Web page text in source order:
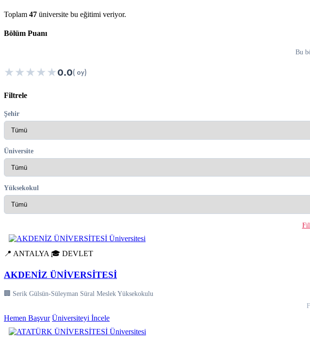
Toplam 47 üniversite bu eğitimi veriyor.
Bölüm Puanı
Bu
★★★★★0.0( oy)
Filtrele
Şehir
Üniversite
Yüksekokul
📍 ANTALYA 🎓 DEVLET
AKDENİZ ÜNİVERSİTESİ
🏢 Serik Gülsün-Süleyman Süral Meslek Yüksekokulu
Hemen Başvur Üniversiteyi İncele